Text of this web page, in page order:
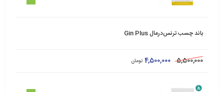
باند چسب ترنس‌درمال Gin Plus
5,500,000
4,500,000 تومان